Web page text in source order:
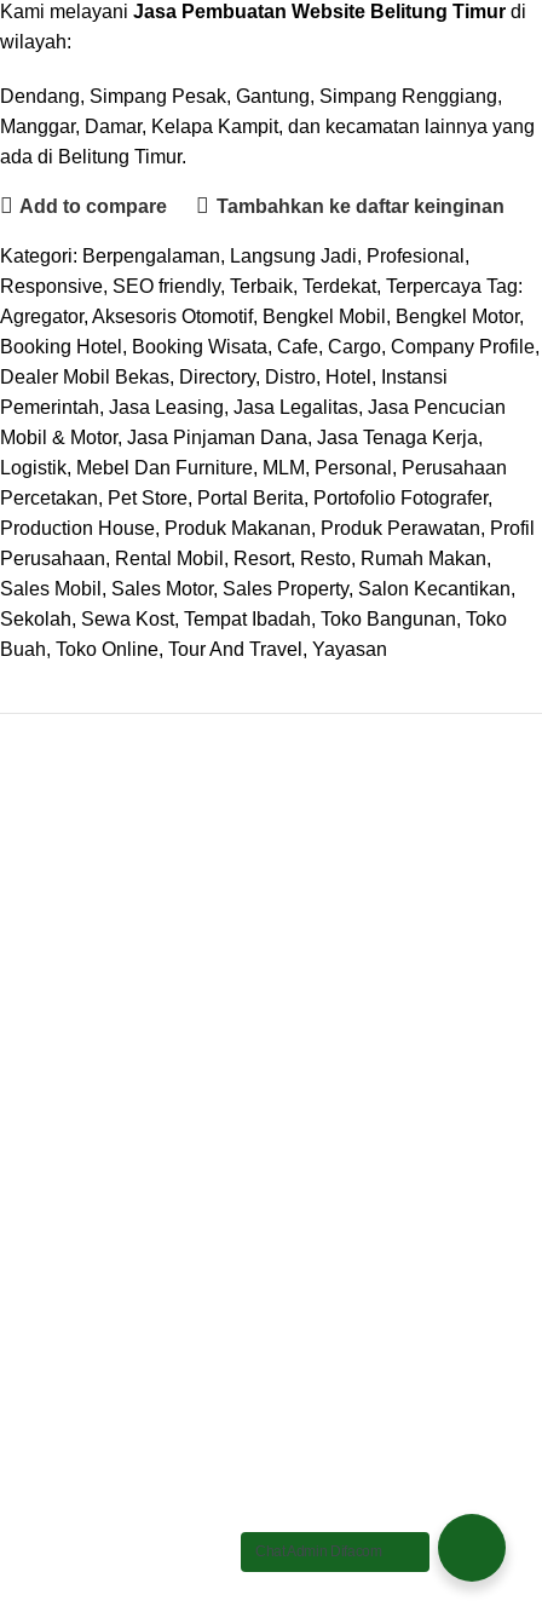
Kami melayani Jasa Pembuatan Website Belitung Timur di
wilayah:
Dendang, Simpang Pesak, Gantung, Simpang Renggiang,
Manggar, Damar, Kelapa Kampit, dan kecamatan lainnya yang
ada di Belitung Timur.
Add to compare Tambahkan ke daftar keinginan
Kategori: Berpengalaman, Langsung Jadi, Profesional ,
Responsive, SEO friendly, Terbaik, Terdekat, Terpercaya Tag:
Agregator, Aksesoris Otomotif, Bengkel Mobil , Bengkel Motor,
Booking Hotel , Booking Wisata, Cafe, Cargo, Company Profile,
Dealer Mobil Bekas, Directory, Distro, Hotel , Instansi
Pemerintah, Jasa Leasing, Jasa Legalitas, Jasa Pencucian
Mobil & Motor, Jasa Pinjaman Dana, Jasa Tenaga Kerja,
Logistik, Mebel Dan Furniture, MLM, Personal , Perusahaan
Percetakan, Pet Store, Portal Berita, Portofolio Fotografer,
Production House, Produk Makanan, Produk Perawatan, Profil
Perusahaan, Rental Mobil , Resort, Resto, Rumah Makan,
Sales Mobil , Sales Motor, Sales Property, Salon Kecantikan,
Sekolah, Sewa Kost, Tempat Ibadah, Toko Bangunan, Toko
Buah, Toko Online, Tour And Travel , Yayasan
0831-9365-8230Chat Admin Difacom